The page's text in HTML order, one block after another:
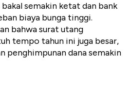
semakin ketat dan bank
biaya bunga tinggi.
bahwa surat utang
tempo tahun ini juga besar,
penghimpunan dana semakin